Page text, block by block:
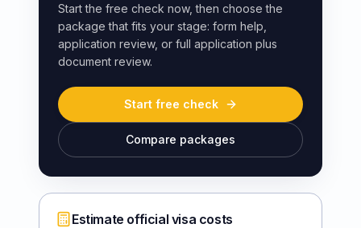
Start the free check now, then choose the
package that fits your stage: form help,
application review, or full application plus
document review.
Start free check
Compare packages
Estimate official visa costs